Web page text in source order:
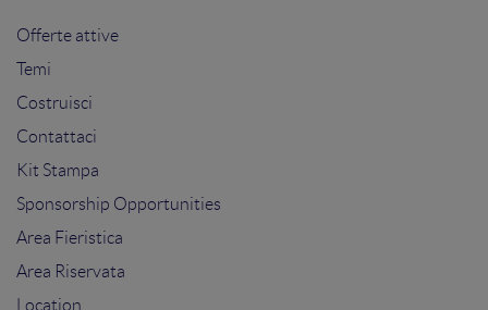
Offerte attive
Temi
Costruisci
Contattaci
Kit Stampa
Sponsorship Opportunities
Area Fieristica
Area Riservata
Location